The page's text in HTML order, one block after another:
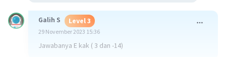
Galih S Level 3
29 November 2023 15:36
Jawabanya E kak ( 3 dan -14)